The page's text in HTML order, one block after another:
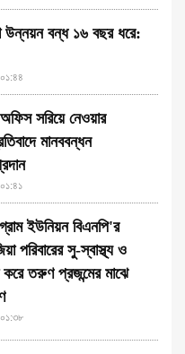
উন্নয়ন বন্ধ ১৬ বছর ধরে:
সরিয়ে নেওয়ার
মানববন্ধন
ইউনিয়ন বিএনপি'র
পরিবারের সু-স্বাস্থ্য ও
করে তরুণ প্রজন্মের মাঝে